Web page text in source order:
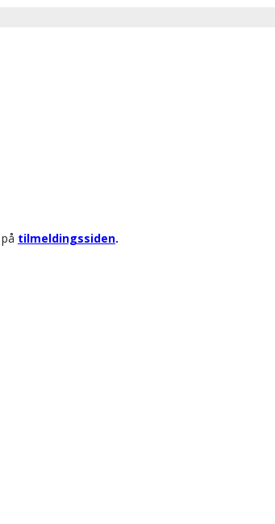
tilmeldingssiden.